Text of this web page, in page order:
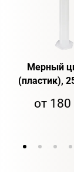
Мерный
(пластик),
от 180